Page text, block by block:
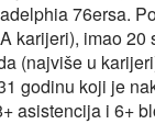
76ersa.
karijeri), imao
(najviše u
godinu koji je
asistencija i 6+